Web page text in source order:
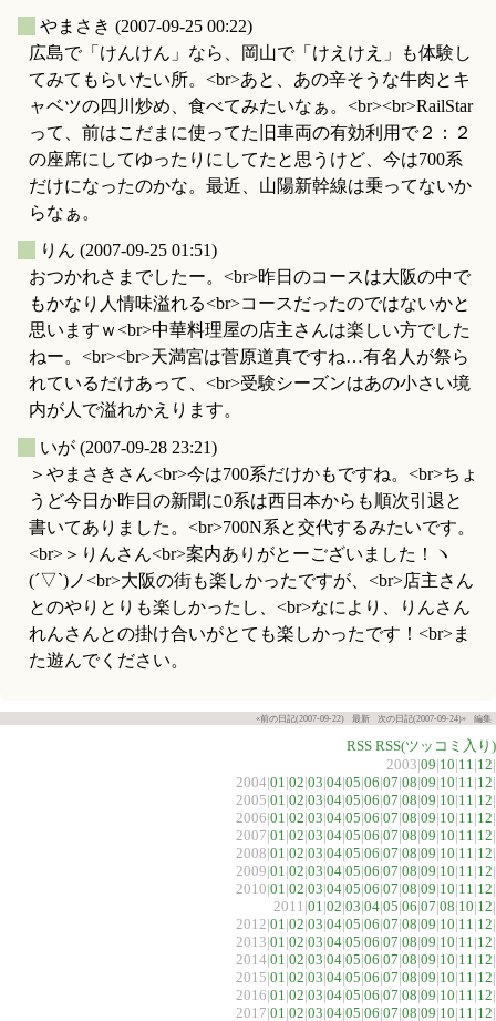
やまさき (2007-09-25 00:22)
広島で「けんけん」なら、岡山で「けえけえ」も体験し
てみてもらいたい所。<br>あと、あの辛そうな牛肉とキ
ャベツの四川炒め、食べてみたいなぁ。<br><br>RailStar
って、前はこだまに使ってた旧車両の有効利用で２：２
の座席にしてゆったりにしてたと思うけど、今は700系
だけになったのかな。最近、山陽新幹線は乗ってないか
らなぁ。
りん (2007-09-25 01:51)
おつかれさまでしたー。<br>昨日のコースは大阪の中で
もかなり人情味溢れる<br>コースだったのではないかと
思いますｗ<br>中華料理屋の店主さんは楽しい方でした
ねー。<br><br>天満宮は菅原道真ですね…有名人が祭ら
れているだけあって、<br>受験シーズンはあの小さい境
内が人で溢れかえります。
いが (2007-09-28 23:21)
＞やまさきさん<br>今は700系だけかもですね。<br>ちょ
うど今日か昨日の新聞に0系は西日本からも順次引退と
書いてありました。<br>700N系と交代するみたいです。
<br>＞りんさん<br>案内ありがとーございました！ヽ
(´▽`)ノ<br>大阪の街も楽しかったですが、<br>店主さん
とのやりとりも楽しかったし、<br>なにより、りんさん
れんさんとの掛け合いがとても楽しかったです！<br>ま
た遊んでください。
«前の日記(2007-09-22) 最新 次の日記(2007-09-24)» 編集
RSS RSS(ツッコミ入り)
2003|09|10|11|12|
2004|01|02|03|04|05|06|07|08|09|10|11|12|
2005|01|02|03|04|05|06|07|08|09|10|11|12|
2006|01|02|03|04|05|06|07|08|09|10|11|12|
2007|01|02|03|04|05|06|07|08|09|10|11|12|
2008|01|02|03|04|05|06|07|08|09|10|11|12|
2009|01|02|03|04|05|06|07|08|09|10|11|12|
2010|01|02|03|04|05|06|07|08|09|10|11|12|
2011|01|02|03|04|05|06|07|08|10|12|
2012|01|02|03|04|05|06|07|08|09|10|11|12|
2013|01|02|03|04|05|06|07|08|09|10|11|12|
2014|01|02|03|04|05|06|07|08|09|10|11|12|
2015|01|02|03|04|05|06|07|08|09|10|11|12|
2016|01|02|03|04|05|06|07|08|09|10|11|12|
2017|01|02|03|04|05|06|07|08|09|10|11|12|